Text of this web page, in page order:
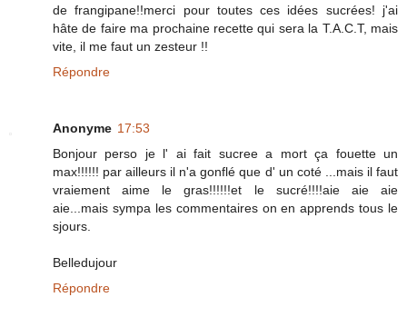
de frangipane!!merci pour toutes ces idées sucrées! j'ai
hâte de faire ma prochaine recette qui sera la T.A.C.T, mais
vite, il me faut un zesteur !!
Répondre
Anonyme 17:53
Bonjour perso je l' ai fait sucree a mort ça fouette un
max!!!!!! par ailleurs il n'a gonflé que d' un coté ...mais il faut
vraiement aime le gras!!!!!!et le sucré!!!!aie aie aie
aie...mais sympa les commentaires on en apprends tous le
sjours.
Belledujour
Répondre